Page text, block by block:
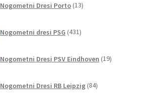
Nogometni Dresi Porto 13izdelkov
Nogometni dresi PSG 431izdelkov
Nogometni Dresi PSV Eindhoven 19izdelkov
Nogometni Dresi RB Leipzig 84izdelkov